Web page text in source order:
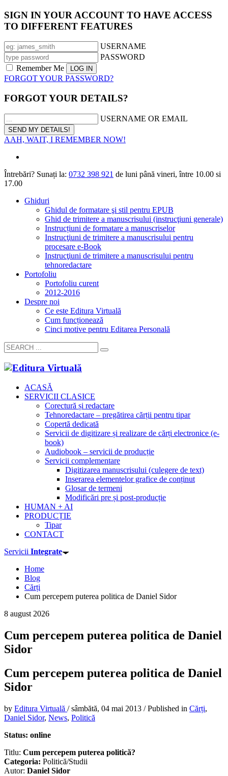
SIGN IN YOUR ACCOUNT TO HAVE ACCESS
TO DIFFERENT FEATURES
USERNAME
PASSWORD
Remember Me
FORGOT YOUR PASSWORD?
FORGOT YOUR DETAILS?
USERNAME OR EMAIL
AAH, WAIT, I REMEMBER NOW!
Întrebări? Sunați la: 0732 398 921 de luni până vineri, între 10.00 si
17.00
Ghiduri
Ghidul de formatare şi stil pentru EPUB
Ghid de trimitere a manuscrisului (instrucţiuni generale)
Instrucțiuni de formatare a manuscriselor
Instrucţiuni de trimitere a manuscrisului pentru
procesare e-Book
Instrucţiuni de trimitere a manuscrisului pentru
tehnoredactare
Portofoliu
Portofoliu curent
2012-2016
Despre noi
Ce este Editura Virtuală
Cum funcționează
Cinci motive pentru Editarea Personală
ACASĂ
SERVICII CLASICE
Corectură și redactare
Tehnoredactare – pregătirea cărții pentru tipar
Copertă dedicată
Servicii de digitizare și realizare de cărți electronice (e-
book)
Audiobook – servicii de producție
Servicii complementare
Digitizarea manuscrisului (culegere de text)
Inserarea elementelor grafice de conținut
Glosar de termeni
Modificări pre și post-producție
HUMAN + AI
PRODUCȚIE
Tipar
CONTACT
Servicii Integrate
Home
Blog
Cărți
Cum percepem puterea politica de Daniel Sidor
8 august 2026
Cum percepem puterea politica de Daniel
Sidor
Cum percepem puterea politica de Daniel
Sidor
by Editura Virtuală /sâmbătă, 04 mai 2013 /Published in Cărți,
Daniel Sidor, News, Politică
Status: online
Titlu: Cum percepem puterea politică?
Categoria: Politică/Studii
Autor: Daniel Sidor